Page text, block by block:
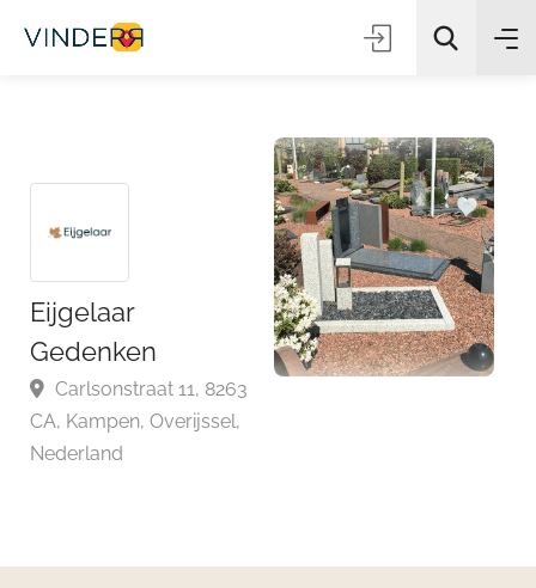
Zoeken
Eijgelaar
Gedenken
Carlsonstraat 11, 8263
CA, Kampen, Overijssel,